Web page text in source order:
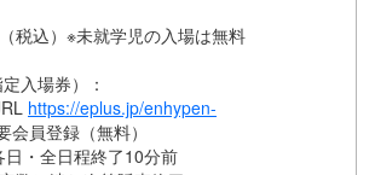
税込）※未就学児の入場は無料
定入場券）：
https://eplus.jp/enhypen-
会員登録（無料）
・全日程終了10分前